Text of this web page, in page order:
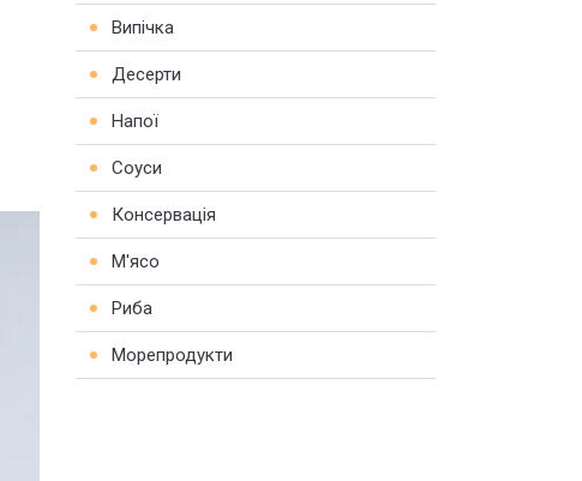
Випічка
Десерти
Напої
Соуси
Консервація
М'ясо
Риба
Морепродукти